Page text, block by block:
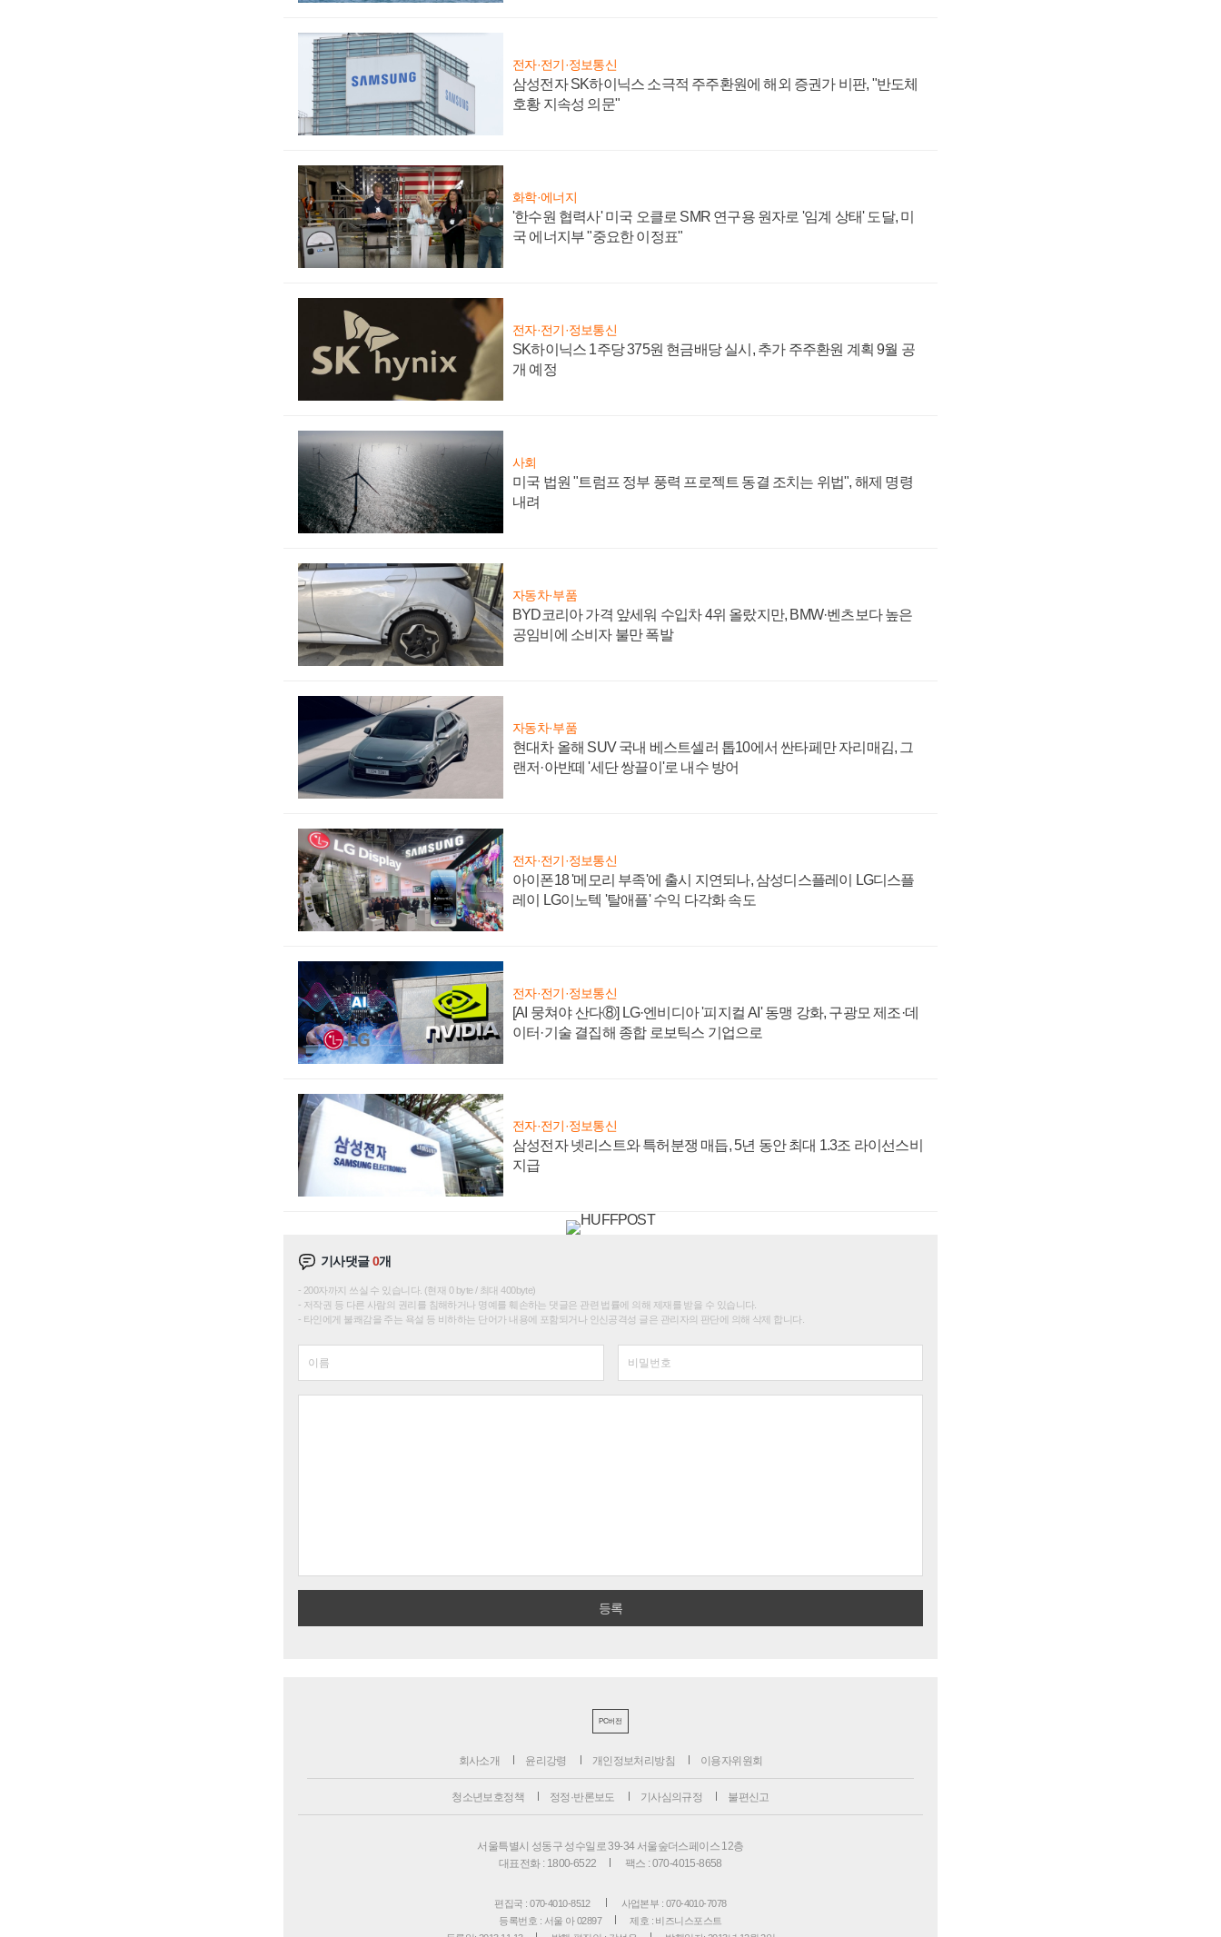
전자·전기·정보통신
삼성전자 SK하이닉스 소극적 주주환원에 해외 증권가 비판, "반도체
호황 지속성 의문"
화학·에너지
'한수원 협력사' 미국 오클로 SMR 연구용 원자로 '임계 상태' 도달, 미
국 에너지부 "중요한 이정표"
전자·전기·정보통신
SK하이닉스 1주당 375원 현금배당 실시, 추가 주주환원 계획 9월 공
개 예정
사회
미국 법원 "트럼프 정부 풍력 프로젝트 동결 조치는 위법", 해제 명령
내려
자동차·부품
BYD코리아 가격 앞세워 수입차 4위 올랐지만, BMW·벤츠보다 높은
공임비에 소비자 불만 폭발
자동차·부품
현대차 올해 SUV 국내 베스트셀러 톱10에서 싼타페만 자리매김, 그
랜저·아반떼 '세단 쌍끌이'로 내수 방어
전자·전기·정보통신
아이폰18 '메모리 부족'에 출시 지연되나, 삼성디스플레이 LG디스플
레이 LG이노텍 '탈애플' 수익 다각화 속도
전자·전기·정보통신
[AI 뭉쳐야 산다⑧] LG·엔비디아 '피지컬 AI' 동맹 강화, 구광모 제조·데
이터·기술 결집해 종합 로보틱스 기업으로
전자·전기·정보통신
삼성전자 넷리스트와 특허분쟁 매듭, 5년 동안 최대 1.3조 라이선스비
지급
기사댓글0개
200자까지 쓰실 수 있습니다. (현재 0 byte / 최대 400byte)
저작권 등 다른 사람의 권리를 침해하거나 명예를 훼손하는 댓글은 관련 법률에 의해 제재를 받을 수 있습니다.
타인에게 불쾌감을 주는 욕설 등 비하하는 단어가 내용에 포함되거나 인신공격성 글은 관리자의 판단에 의해 삭제 합니다.
PC버전
회사소개 윤리강령 개인정보처리방침 이용자위원회
청소년보호정책 정정·반론보도 기사심의규정 불편신고
서울특별시 성동구 성수일로 39-34 서울숲더스페이스 12층
대표전화 : 1800-6522
팩스 : 070-4015-8658
편집국 : 070-4010-8512
사업본부 : 070-4010-7078
등록번호 : 서울 아 02897
제호 : 비즈니스포스트